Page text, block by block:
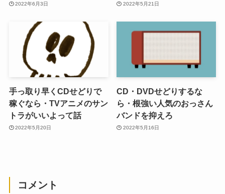
2022年6月3日 2022年5月21日
手っ取り早くCDせどりで
稼ぐなら・TVアニメのサン
トラがいいよって話
2022年5月20日
CD・DVDせどりするな
ら・根強い人気のおっさん
バンドを抑えろ
2022年5月16日
コメント